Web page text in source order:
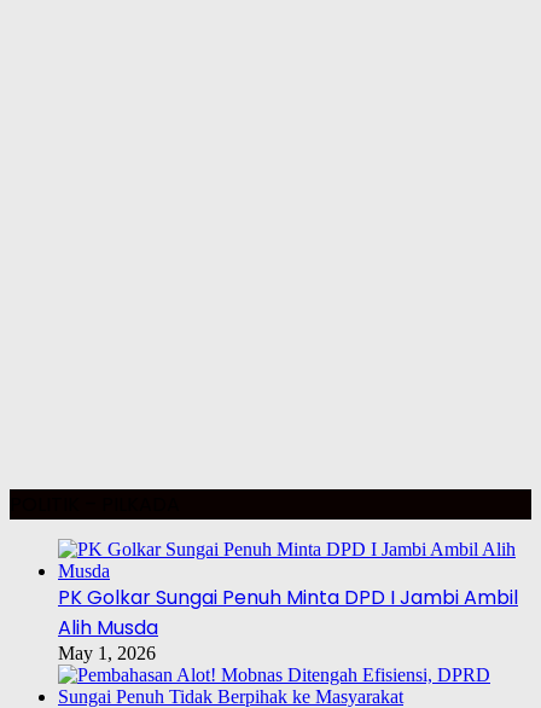
PK Golkar Sungai Penuh Minta DPD I Jambi Ambil
Alih Musda
May 1, 2026